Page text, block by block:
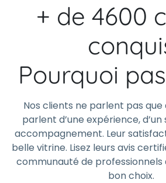
+ de 4600
Pourquoi
Nos clients ne parlent pas
parlent d’une expérience, d’un
accompagnement. Leur
belle vitrine. Lisez leurs avis
communauté de professionnels
bon choix.